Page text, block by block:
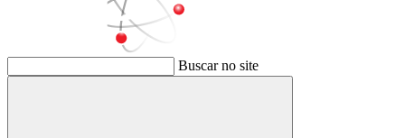
Buscar no site